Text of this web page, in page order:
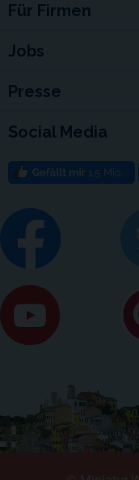
Für Firmen
Jobs
Presse
Social Media